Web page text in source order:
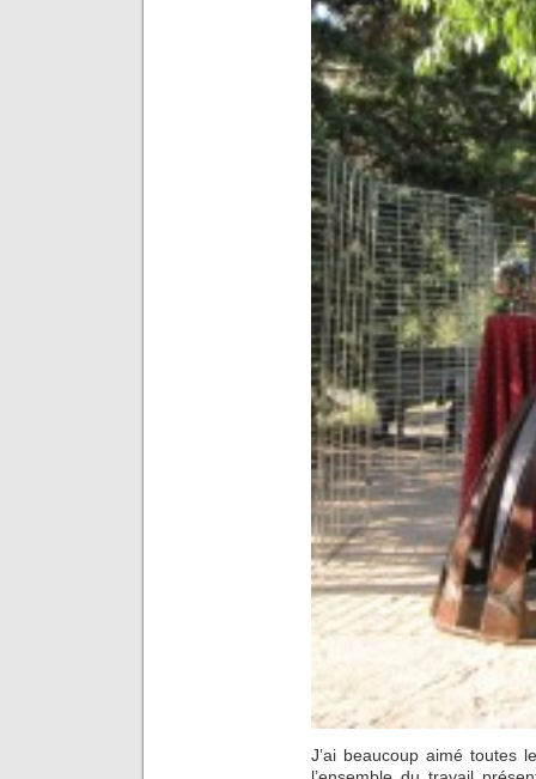
J’ai beaucoup aimé toutes